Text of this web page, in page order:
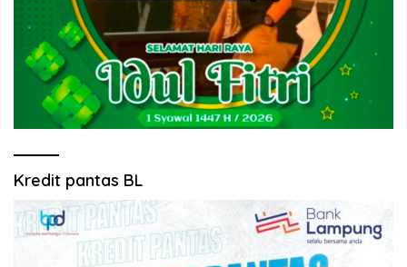
Kredit pantas BL